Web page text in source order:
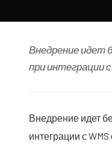
Внедрение идет
при интеграции
Внедрение идет
интеграции с